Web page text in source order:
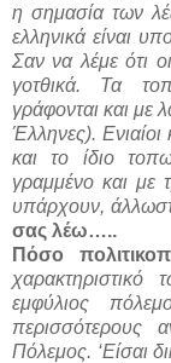
η σημασία των
ελληνικά είναι
Σαν να λέμε ότι
γοτθικά. Τα
γράφονται και με
Έλληνες).
και το ίδιο
γραμμένο και με
υπάρχουν,
σας λέω…..
Πόσο
εμφύλιος
περισσότερους
Πόλεμος. ‘Είσαι